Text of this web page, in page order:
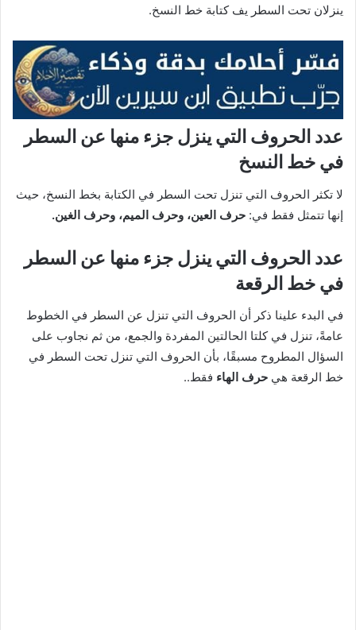
ينزلان تحت السطر يف كتابة خط النسخ.
عدد الحروف التي ينزل جزء منها عن السطر
في خط النسخ
لا تكثر الحروف التي تنزل تحت السطر في الكتابة بخط النسخ، حيث
إنها تتمثل فقط في: حرف العين، وحرف الميم، وحرف الغين.
عدد الحروف التي ينزل جزء منها عن السطر
في خط الرقعة
في البدء علينا ذكر أن الحروف التي تنزل عن السطر في الخطوط
عامةً، تنزل في كلتا الحالتين المفردة والجمع، من ثم نجاوب على
السؤال المطروح مسبقًا، بأن الحروف التي تنزل تحت السطر في
خط الرقعة هي حرف الهاء فقط..